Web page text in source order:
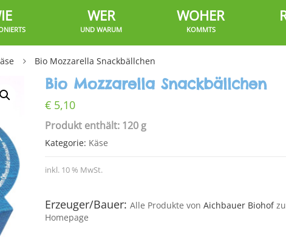
WER
UND WARUM
WOHER
KOMMTS
Bio Mozzarella Snackbällchen
Bio Mozzarella Snackbällchen
€ 5,10
Produkt enthält: 120 g
Kategorie: Käse
inkl. 10 % MwSt.
Erzeuger/Bauer:Alle Produkte von Aichbauer Biohof
Homepage